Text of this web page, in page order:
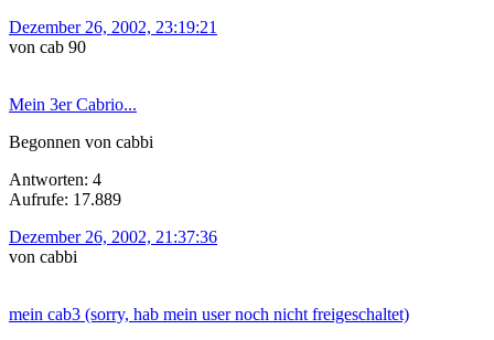
Dezember 26, 2002, 23:19:21
von cab 90
Mein 3er Cabrio...
Begonnen von cabbi
Antworten: 4
Aufrufe: 17.889
Dezember 26, 2002, 21:37:36
von cabbi
mein cab3 (sorry, hab mein user noch nicht freigeschaltet)